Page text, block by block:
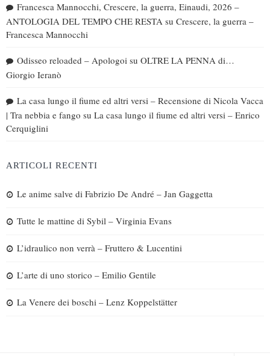
Francesca Mannocchi, Crescere, la guerra, Einaudi, 2026 –
ANTOLOGIA DEL TEMPO CHE RESTA su Crescere, la guerra –
Francesca Mannocchi
Odisseo reloaded – Apologoi su OLTRE LA PENNA di…
Giorgio Ieranò
La casa lungo il fiume ed altri versi – Recensione di Nicola Vacca
| Tra nebbia e fango su La casa lungo il fiume ed altri versi – Enrico
Cerquiglini
ARTICOLI RECENTI
Le anime salve di Fabrizio De André – Jan Gaggetta
Tutte le mattine di Sybil – Virginia Evans
L’idraulico non verrà – Fruttero & Lucentini
L’arte di uno storico – Emilio Gentile
La Venere dei boschi – Lenz Koppelstätter